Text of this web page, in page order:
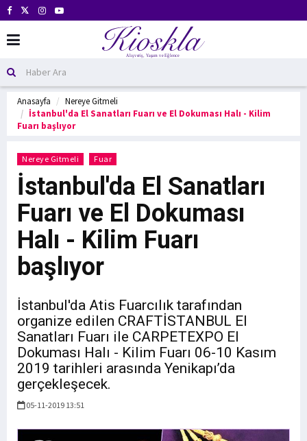
Anasayfa
Nereye Gitmeli
İstanbul'da El Sanatları Fuarı ve El Dokuması Halı - Kilim
Fuarı başlıyor
Nereye Gitmeli Fuar
İstanbul'da El Sanatları
Fuarı ve El Dokuması
Halı - Kilim Fuarı
başlıyor
İstanbul'da Atis Fuarcılık tarafından
organize edilen CRAFTİSTANBUL El
Sanatları Fuarı ile CARPETEXPO El
Dokuması Halı - Kilim Fuarı 06-10 Kasım
2019 tarihleri arasında Yenikapı’da
gerçekleşecek.
05-11-2019 13:51